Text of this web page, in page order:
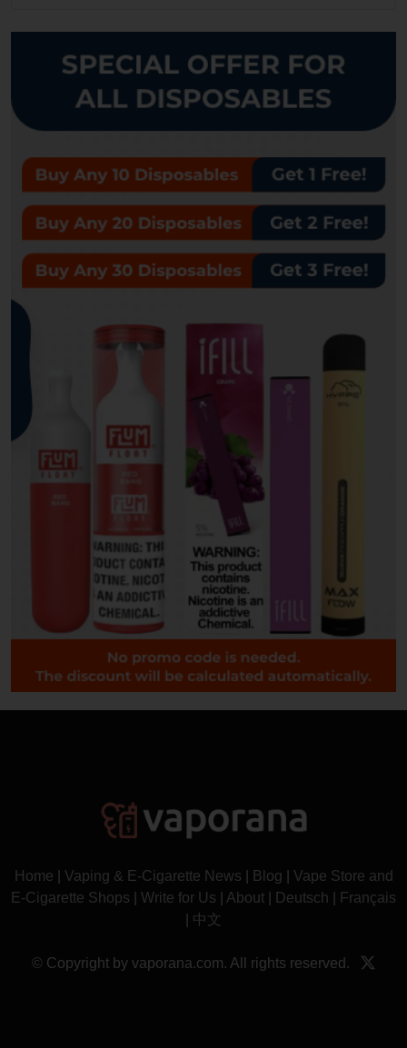
Home Vaping & E-Cigarette News Blog
Vape Store and
E-Cigarette Shops
Write for Us About Deutsch
Français
中文
© Copyright by vaporana.com. All rights reserved.